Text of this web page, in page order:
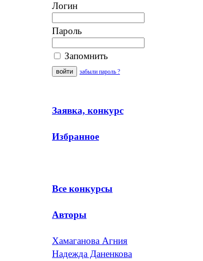
Логин
Пароль
Запомнить
забыли пароль ?
Заявка, конкурс
Избранное
Все конкурсы
Авторы
Хамаганова Агния
Надежда Даненкова